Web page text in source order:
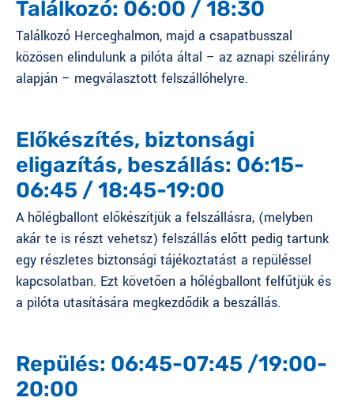
Találkozó: 06:00 / 18:30
Találkozó Herceghalmon, majd a csapatbusszal
közösen elindulunk a pilóta által – az aznapi szélirány
alapján – megválasztott felszállóhelyre.
Előkészítés, biztonsági
eligazítás, beszállás: 06:15-
06:45 / 18:45-19:00
A hőlégballont előkészítjük a felszállásra, (melyben
akár te is részt vehetsz) felszállás előtt pedig tartunk
egy részletes biztonsági tájékoztatást a repüléssel
kapcsolatban. Ezt követően a hőlégballont felfűtjük és
a pilóta utasítására megkezdődik a beszállás.
Repülés: 06:45-07:45 /19:00-
20:00